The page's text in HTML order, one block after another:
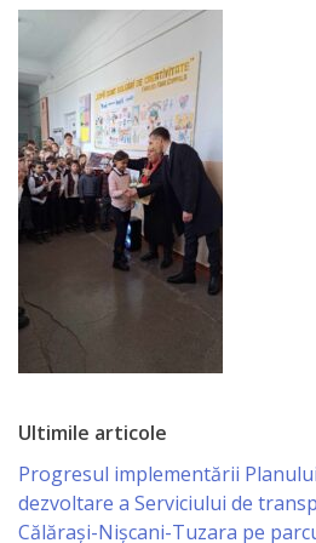
Economist
Primar
Viceprimarii
Specialist
Relații
Publicul,
CISC
Organigrama
Ultimile articole
Progresul implementării
dezvoltare a Serviciului de
Călărași-Nișcani-Tuzara pe